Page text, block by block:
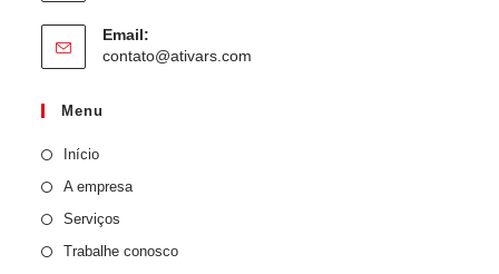
Email:
contato@ativars.com
Menu
Início
A empresa
Serviços
Trabalhe conosco